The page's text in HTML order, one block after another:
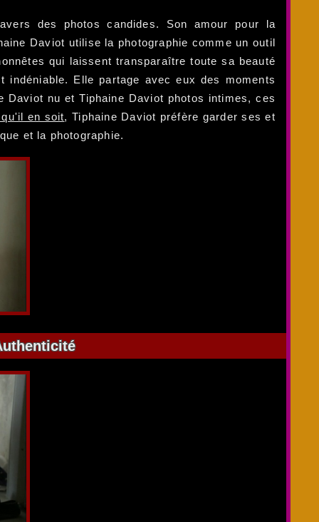
des photos candides. Son amour pour la
Daviot utilise la photographie comme un outil
qui laissent transparaître toute sa beauté
Elle partage avec eux des moments
nu et Tiphaine Daviot photos intimes, ces
en soit, Tiphaine Daviot préfère garder ses et
et la photographie.